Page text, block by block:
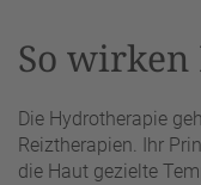
So wirken
Die Hydrotherapie
Reiztherapien. Ihr
die Haut gezielte